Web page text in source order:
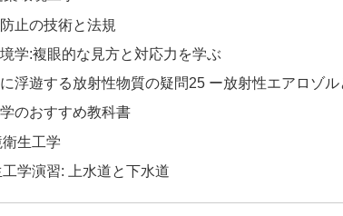
止の技術と法規
学:複眼的な見方と対応力を学ぶ
浮遊する放射性物質の疑問25 ー放射性エアロゾル
のおすすめ教科書
生工学
学演習: 上水道と下水道